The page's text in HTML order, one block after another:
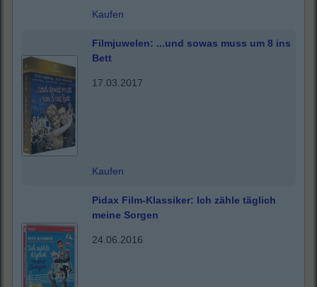
Kaufen
Filmjuwelen: ...und sowas muss um 8 ins
Bett
17.03.2017
Kaufen
Pidax Film-Klassiker: Ich zähle täglich
meine Sorgen
24.06.2016